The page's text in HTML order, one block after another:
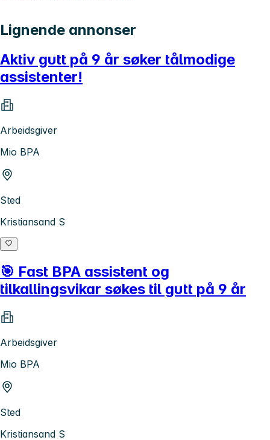
Lignende annonser
Aktiv gutt på 9 år søker tålmodige
assistenter!
Arbeidsgiver
Mio BPA
Sted
Kristiansand S
🎯 Fast BPA assistent og
tilkallingsvikar søkes til gutt på 9 år
Arbeidsgiver
Mio BPA
Sted
Kristiansand S